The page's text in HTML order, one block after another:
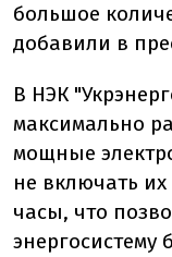
большое
добавили в
В НЭК
максимально
мощные
не включать
часы, что
энергосистему